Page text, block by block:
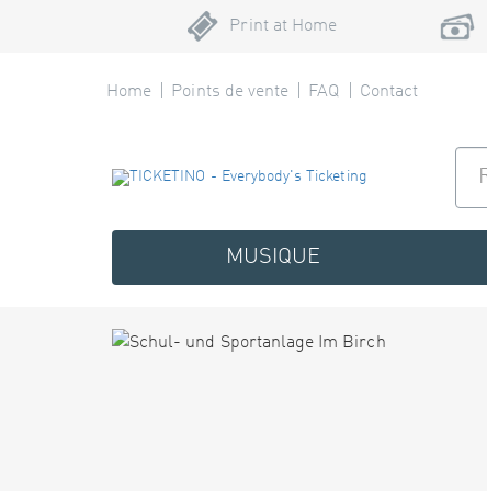
Print at Home
Home Points de vente FAQ Contact
MUSIQUE